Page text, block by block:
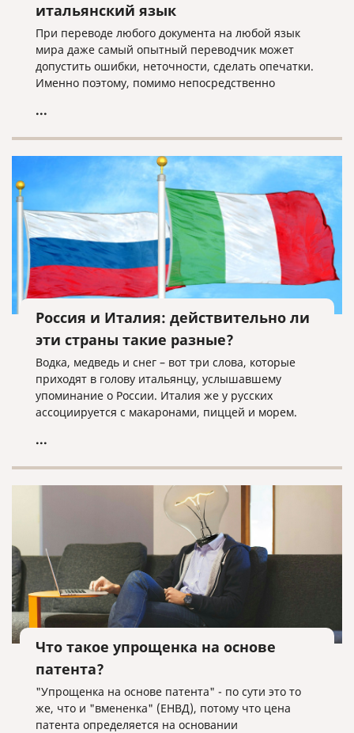
итальянский язык
При переводе любого документа на любой язык
мира даже самый опытный переводчик может
допустить ошибки, неточности, сделать опечатки.
Именно поэтому, помимо непосредственно
который дорожит своей репутацией, должен быть
...
Россия и Италия: действительно ли
эти страны такие разные?
Водка, медведь и снег – вот три слова, которые
приходят в голову итальянцу, услышавшему
упоминание о России. Италия же у русских
ассоциируется с макаронами, пиццей и морем.
...
Что такое упрощенка на основе
патента?
"Упрощенка на основе патента" - по сути это то
же, что и "вмененка" (ЕНВД), потому что цена
патента определяется на основании